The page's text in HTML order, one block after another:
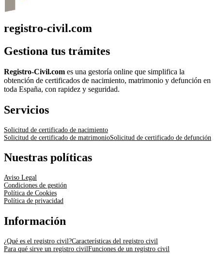
registro-civil.com
Gestiona tus trámites
Registro-Civil.com es una gestoría online que simplifica la
obtención de certificados de nacimiento, matrimonio y defunción en
toda España, con rapidez y seguridad.
Servicios
Solicitud de certificado de nacimiento
Solicitud de certificado de matrimonioSolicitud de certificado de defunción
Nuestras políticas
Aviso Legal
Condiciones de gestión
Política de Cookies
Política de privacidad
Información
¿Qué es el registro civil?Características del registro civil
Para qué sirve un registro civilFunciones de un registro civil